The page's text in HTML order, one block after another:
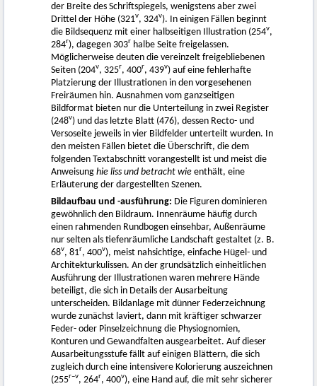
der Breite des Schriftspiegels, wenigstens aber zwei
Drittel der Höhe (321v, 324v). In einigen Fällen beginnt
die Bildsequenz mit einer halbseitigen Illustration (254v,
284r), dagegen 303r halbe Seite freigelassen.
Möglicherweise deuten die vereinzelt freigebliebenen
Seiten (204v, 325r, 400r, 439v) auf eine fehlerhafte
Platzierung der Illustrationen in den vorgesehenen
Freiräumen hin. Ausnahmen vom ganzseitigen
Bildformat bieten nur die Unterteilung in zwei Register
(248v) und das letzte Blatt (476), dessen Recto- und
Versoseite jeweils in vier Bildfelder unterteilt wurden. In
den meisten Fällen bietet die Überschrift, die dem
folgenden Textabschnitt vorangestellt ist und meist die
Anweisung hie liss und betracht wie enthält, eine
Erläuterung der dargestellten Szenen.
Bildaufbau und -ausführung: Die Figuren dominieren
gewöhnlich den Bildraum. Innenräume häufig durch
einen rahmenden Rundbogen einsehbar, Außenräume
nur selten als tiefenräumliche Landschaft gestaltet (z. B.
68v, 81r, 400v), meist nahsichtige, einfache Hügel- und
Architekturkulissen. An der grundsätzlich einheitlichen
Ausführung der Illustrationen waren mehrere Hände
beteiligt, die sich in Details der Ausarbeitung
unterscheiden. Bildanlage mit dünner Federzeichnung
wurde zunächst laviert, dann mit kräftiger schwarzer
Feder- oder Pinselzeichnung die Physiognomien,
Konturen und Gewandfalten ausgearbeitet. Auf dieser
Ausarbeitungsstufe fällt auf einigen Blättern, die sich
zugleich durch eine intensivere Kolorierung auszeichnen
(255r–v, 264r, 400v), eine Hand auf, die mit sehr sicherer